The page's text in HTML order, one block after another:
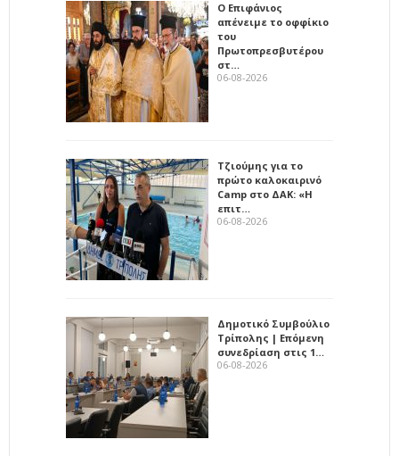
Ο Επιφάνιος
απένειμε το οφφίκιο
του
Πρωτοπρεσβυτέρου
στ…
06-08-2026
Τζιούμης για το
πρώτο καλοκαιρινό
Camp στο ΔΑΚ: «Η
επιτ…
06-08-2026
Δημοτικό Συμβούλιο
Τρίπολης | Επόμενη
συνεδρίαση στις 1…
06-08-2026